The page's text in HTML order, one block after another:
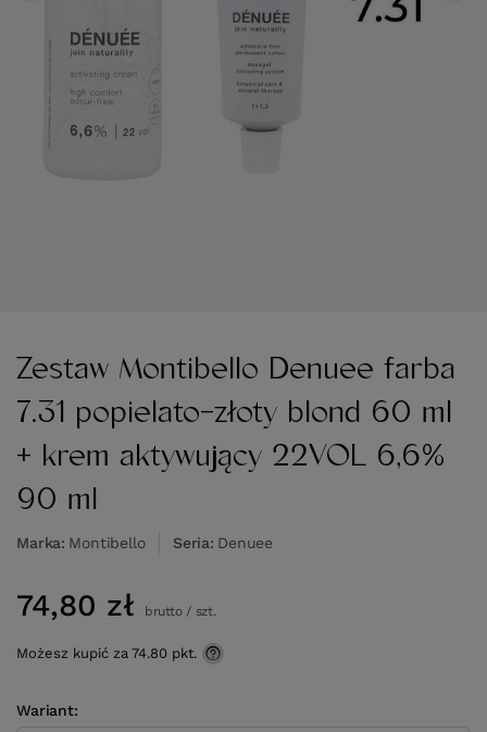
Zestaw Montibello Denuee farba
7.31 popielato-złoty blond 60 ml
+ krem aktywujący 22VOL 6,6%
90 ml
Marka Montibello Seria Denuee
Wariant
74,80 zł brutto/ szt.
Możesz kupić za 74.80 pkt.